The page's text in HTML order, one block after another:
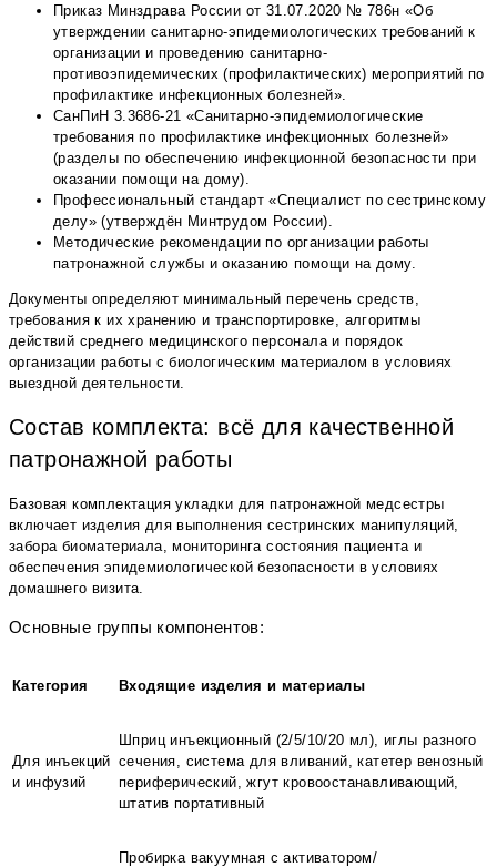
Приказ Минздрава России от 31.07.2020 № 786н «Об
утверждении санитарно-эпидемиологических требований к
организации и проведению санитарно-
противоэпидемических (профилактических) мероприятий по
профилактике инфекционных болезней».
СанПиН 3.3686-21 «Санитарно-эпидемиологические
требования по профилактике инфекционных болезней»
(разделы по обеспечению инфекционной безопасности при
оказании помощи на дому).
Профессиональный стандарт «Специалист по сестринскому
делу» (утверждён Минтрудом России).
Методические рекомендации по организации работы
патронажной службы и оказанию помощи на дому.
Документы определяют минимальный перечень средств,
требования к их хранению и транспортировке, алгоритмы
действий среднего медицинского персонала и порядок
организации работы с биологическим материалом в условиях
выездной деятельности.
Состав комплекта: всё для качественной
патронажной работы
Базовая комплектация укладки для патронажной медсестры
включает изделия для выполнения сестринских манипуляций,
забора биоматериала, мониторинга состояния пациента и
обеспечения эпидемиологической безопасности в условиях
домашнего визита.
Основные группы компонентов:
Категория Входящие изделия и материалы
Для инъекций
и инфузий
Шприц инъекционный (2/5/10/20 мл), иглы разного
сечения, система для вливаний, катетер венозный
периферический, жгут кровоостанавливающий,
штатив портативный
Пробирка вакуумная с активатором/